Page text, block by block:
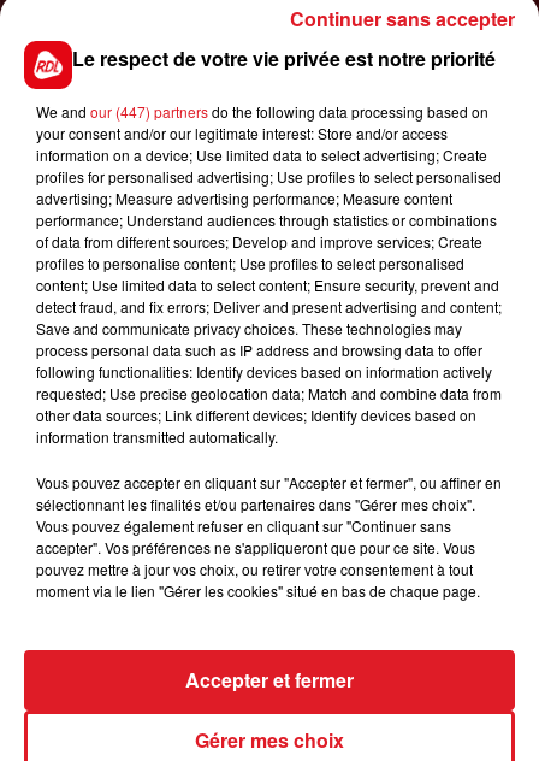
0h00
GAGNEZ VOS ENTRÉES JOUR AU CENTER
PARCS DU LAC D'AILETTE !
LES PODCASTS
Le respect de votre vie privée est notre priorité
We and our (447) partnersdo the following data processing based on
your consent and/or our legitimate interest: Store and/or access
information on a device; Use limited data to select advertising; Create
profiles for personalised advertising; Use profiles to select personalised
advertising; Measure advertising performance; Measure content
performance; Understand audiences through statistics or combinations
of data from different sources; Develop and improve services; Create
profiles to personalise content; Use profiles to select personalised
content; Use limited data to select content; Ensure security, prevent and
detect fraud, and fix errors; Deliver and present advertising and content;
Save and communicate privacy choices. These technologies may
process personal data such as IP address and browsing data to offer
following functionalities: Identify devices based on information actively
requested; Use precise geolocation data; Match and combine data from
other data sources; Link different devices; Identify devices based on
information transmitted automatically.
Vous pouvez accepter en cliquant sur "Accepter et fermer", ou affiner en
sélectionnant les finalités et/ou partenaires dans "Gérer mes choix".
Vous pouvez également refuser en cliquant sur "Continuer sans
accepter". Vos préférences ne s'appliqueront que pour ce site. Vous
pouvez mettre à jour vos choix, ou retirer votre consentement à tout
moment via le lien "Gérer les cookies" situé en bas de chaque page.
Gérer mes choix
Accepter et fermer
Continuer sans accepter